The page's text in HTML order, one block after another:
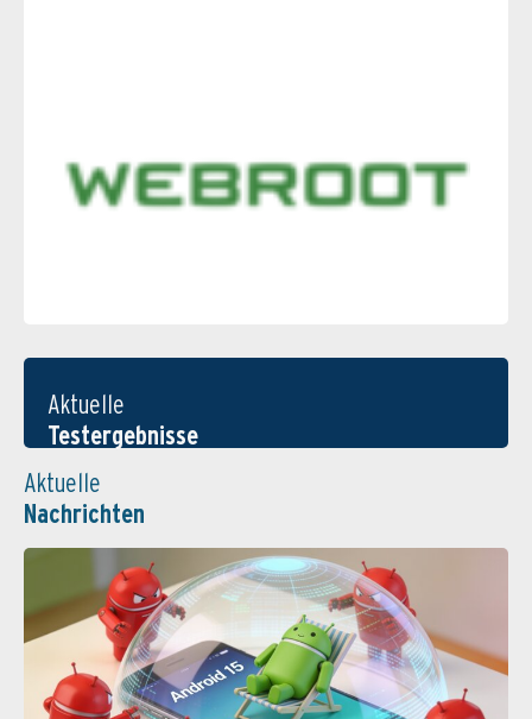
Aktuelle
Testergebnisse
Aktuelle
Nachrichten